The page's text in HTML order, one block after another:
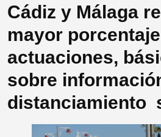
Cádiz y Málaga
mayor
actuaciones,
sobre
distanciamiento